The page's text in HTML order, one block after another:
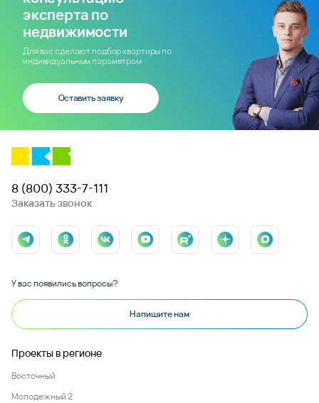
эксперта по
недвижимости
Для вас сделают подбор квартиры по
индивидуальным параметрам
Оставить заявку
8 (800) 333-7-111
Заказать звонок
У вас появились вопросы?
Напишите нам
Проекты в регионе
Восточный
Молодежный 2